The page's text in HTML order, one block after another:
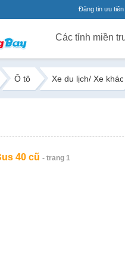
Đăng tin ưu tiên
Ô tô Xe du lịch/ Xe khách
40 cũ - trang 1